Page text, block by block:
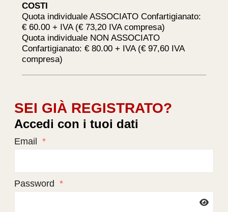
COSTI
Quota individuale ASSOCIATO Confartigianato:
€ 60.00 + IVA (€ 73,20 IVA compresa)
Quota individuale NON ASSOCIATO
Confartigianato: € 80.00 + IVA (€ 97,60 IVA
compresa)
SEI GIÀ REGISTRATO?
Accedi con i tuoi dati
Email *
Password *